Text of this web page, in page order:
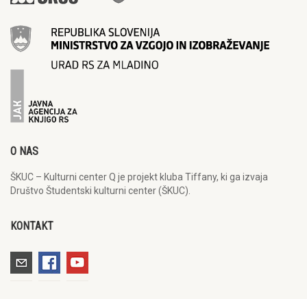
O NAS
ŠKUC – Kulturni center Q je projekt kluba Tiffany, ki ga izvaja
Društvo Študentski kulturni center (ŠKUC).
KONTAKT